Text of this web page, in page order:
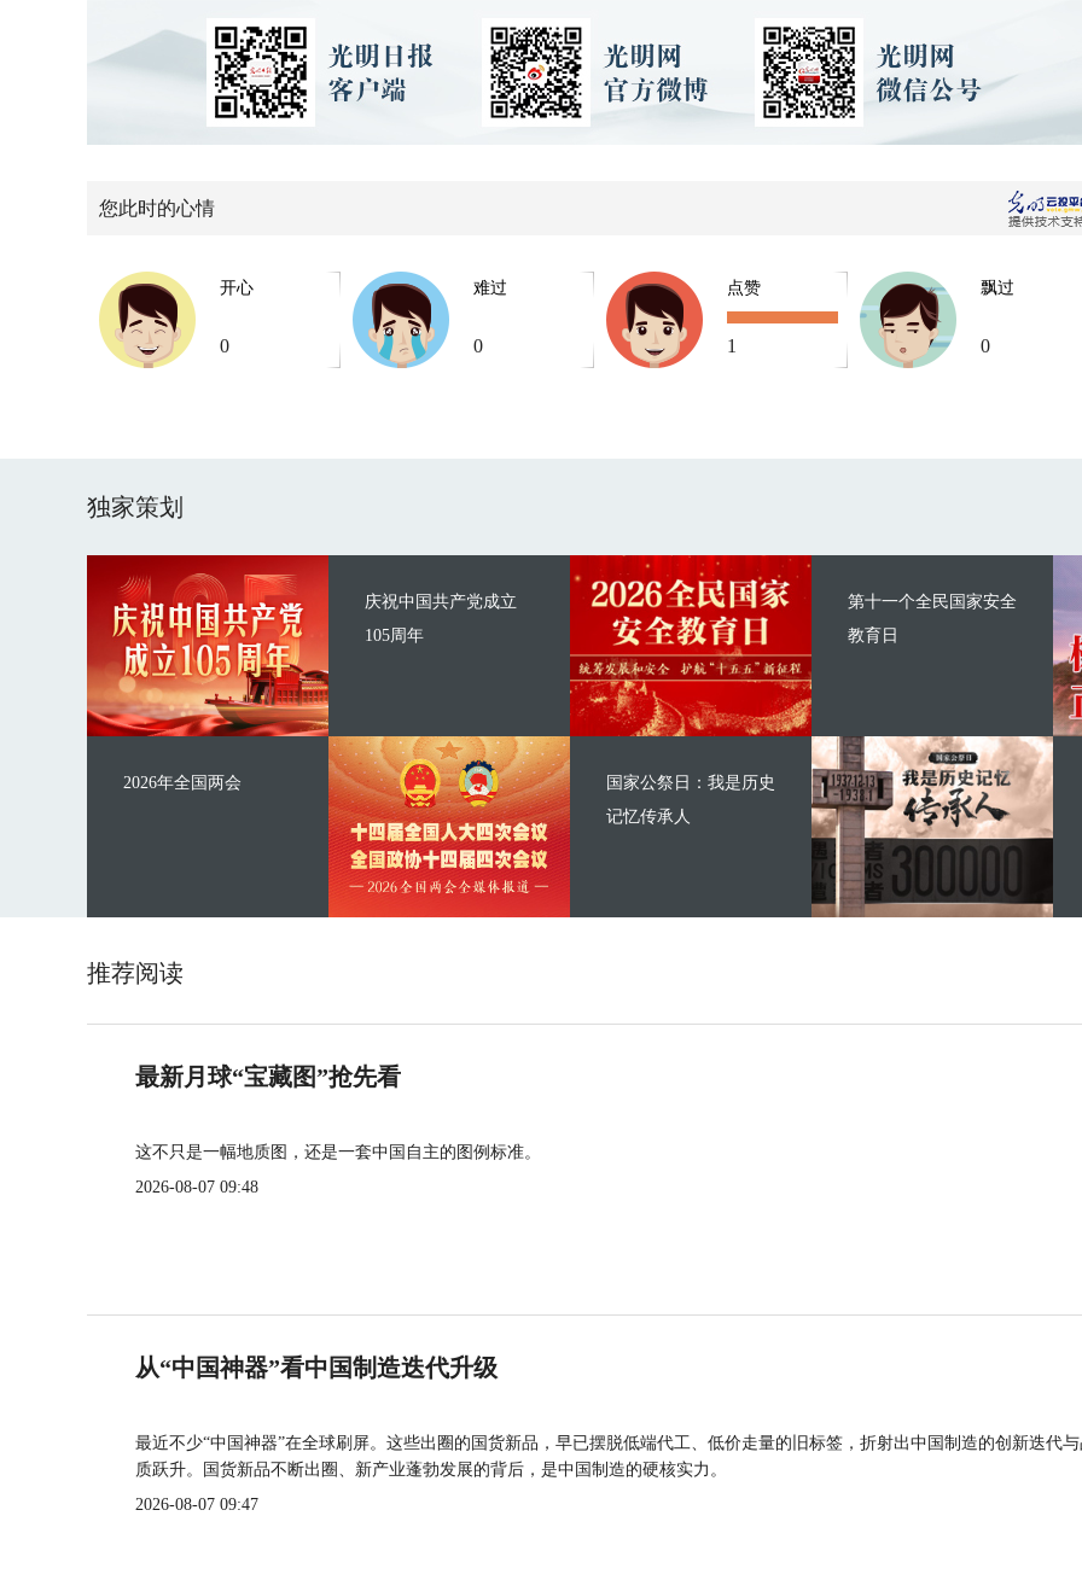
您此时的心情
开心
0
难过
0
点赞
1
飘过
0
独家策划
庆祝中国共产党成立
105周年
2026年全国两会
第十一个全民国家安全
教育日
国家公祭日：我是历史
记忆传承人
推荐阅读
最新月球“宝藏图”抢先看
这不只是一幅地质图，还是一套中国自主的图例标准。
2026-08-07 09:48
从“中国神器”看中国制造迭代升级
最近不少“中国神器”在全球刷屏。这些出圈的国货新品，早已摆脱低端代工、低价走量的旧标签，折射出中国制造的创新迭代
质跃升。国货新品不断出圈、新产业蓬勃发展的背后，是中国制造的硬核实力。
2026-08-07 09:47